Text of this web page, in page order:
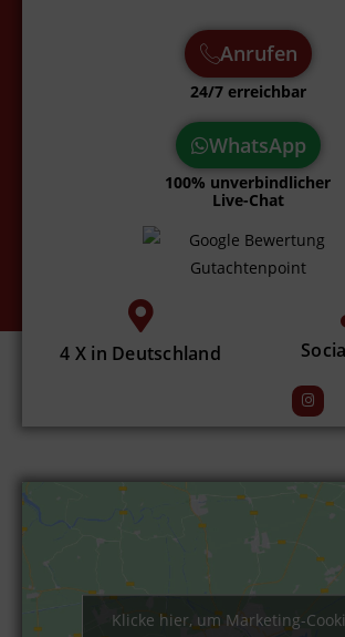
Anrufen
24/7 erreichbar
WhatsApp
100% unverbindlicher
Live-Chat
4 X in Deutschland
Klicke hier, um Marketing-